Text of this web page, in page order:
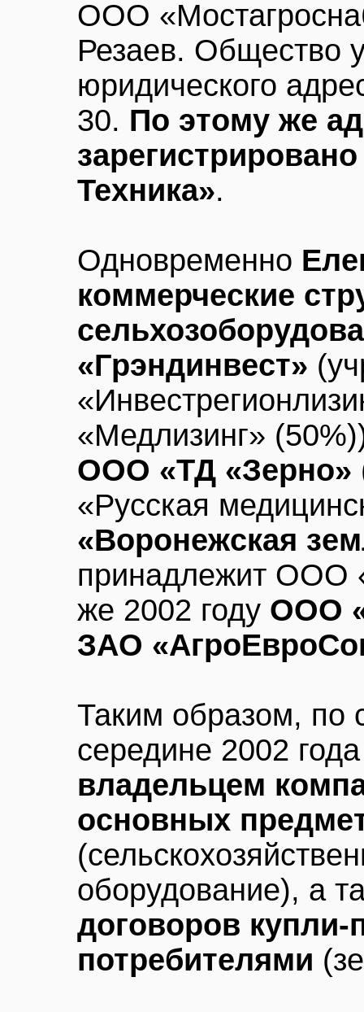
ООО
Резаев. Общество
юридического
30. По этому же
Техника».
Одновременно
коммерческие
«Грэндинвест»
«Медлизинг»
ООО «ТД «Зерно»
«Русская
«Воронежская
принадлежит ООО
же 2002 году ООО
ЗАО
Таким образом, по
середине 2002
владельцем
основных
оборудование), а
договоров
потребителями